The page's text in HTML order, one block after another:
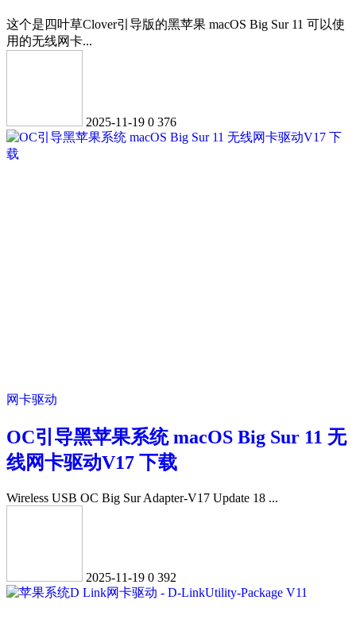
这个是四叶草Clover引导版的黑苹果 macOS Big Sur 11 可以使
用的无线网卡...
2025-11-19 0 376
网卡驱动
OC引导黑苹果系统 macOS Big Sur 11 无
线网卡驱动V17 下载
Wireless USB OC Big Sur Adapter-V17 Update 18 ...
2025-11-19 0 392